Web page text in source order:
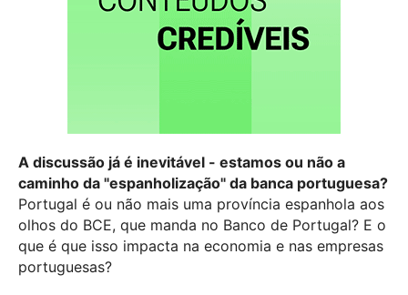
A discussão já é inevitável - estamos ou não a
caminho da "espanholização" da banca portuguesa?
Portugal é ou não mais uma província espanhola aos
olhos do BCE, que manda no Banco de Portugal? E o
que é que isso impacta na economia e nas empresas
portuguesas?